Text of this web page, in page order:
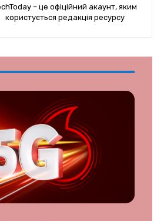
– це офіційний акаунт, яким
користується редакція ресурсу